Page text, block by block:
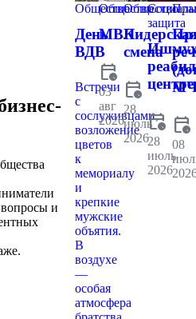
и
марафон в Кумертау
Общество
День
ВДВ
Встречи
с
сослуживцами,
возложение
цветов
к
мемориалу
и
крепкие
мужские
объятия.
В
воздухе
—
особая
атмосфера
Общество
МВК
calendar_clock
03
авг
2026
Общество
смена
calendar_clock
28
июль
2026
защита
центре
calendar_clock
28
июль
2026
calendar_clock
08